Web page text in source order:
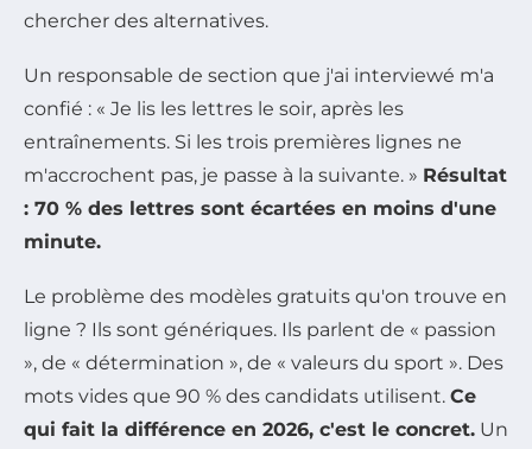
chercher des alternatives.
Un responsable de section que j'ai interviewé m'a
confié : « Je lis les lettres le soir, après les
entraînements. Si les trois premières lignes ne
m'accrochent pas, je passe à la suivante. » Résultat
: 70 % des lettres sont écartées en moins d'une
minute.
Le problème des modèles gratuits qu'on trouve en
ligne ? Ils sont génériques. Ils parlent de « passion
», de « détermination », de « valeurs du sport ». Des
mots vides que 90 % des candidats utilisent. Ce
qui fait la différence en 2026, c'est le concret. Un